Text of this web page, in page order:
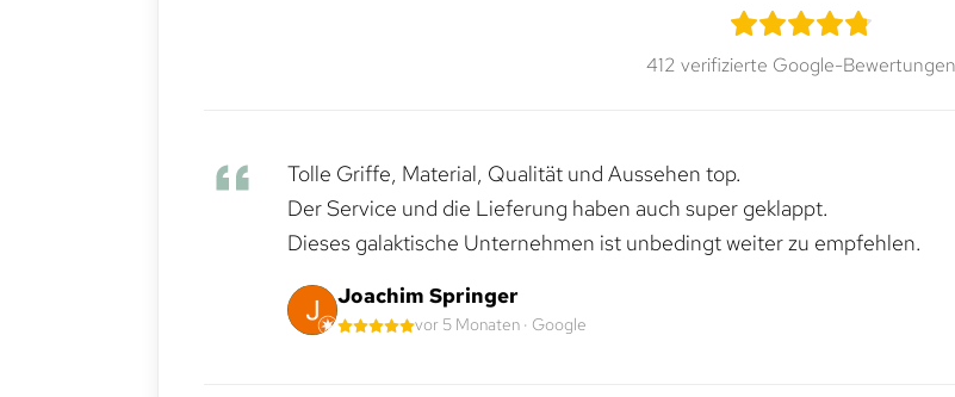
412 verifizierte Google-Bewertungen
Tolle Griffe, Material, Qualität und Aussehen top.
Der Service und die Lieferung haben auch super geklappt.
Dieses galaktische Unternehmen ist unbedingt weiter zu empfehlen.
Joachim Springer
vor 5 Monaten · Google